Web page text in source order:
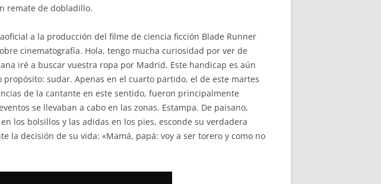
remate de dobladillo.
a la producción del filme de ciencia ficción Blade Runner
cinematografía. Hola, tengo mucha curiosidad por ver de
iré a buscar vuestra ropa por Madrid. Este handicap es aún
sudar. Apenas en el cuarto partido, el de este martes
de la cantante en este sentido, fueron principalmente
se llevaban a cabo en las zonas. Estampa. De paisano,
los bolsillos y las adidas en los pies, esconde su verdadera
la decisión de su vida: «Mamá, papá: voy a ser torero y como no